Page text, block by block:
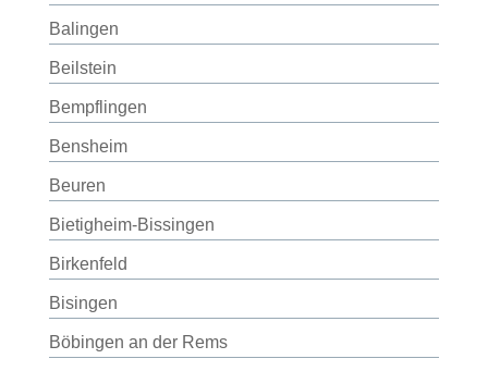
Balingen
Beilstein
Bempflingen
Bensheim
Beuren
Bietigheim-Bissingen
Birkenfeld
Bisingen
Böbingen an der Rems